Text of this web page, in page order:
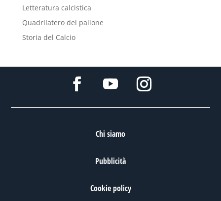
Letteratura calcistica
Quadrilatero del pallone
Storia del Calcio
Chi siamo
Pubblicità
Cookie policy